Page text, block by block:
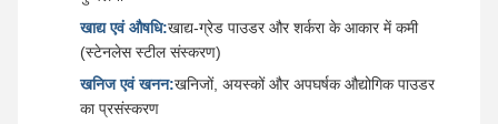
खाद्य एवं औषधि:खाद्य-ग्रेड पाउडर और शर्करा के आकार में कमी
(स्टेनलेस स्टील संस्करण)
खनिज एवं खनन:खनिजों, अयस्कों और अपघर्षक औद्योगिक पाउडर
का प्रसंस्करण